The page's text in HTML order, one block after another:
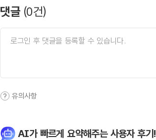
댓글 (0건)
유의사항
AI가 빠르게 요약해주는 사용자 후기!